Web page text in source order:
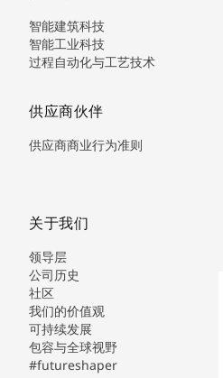
智能建筑科技
智能工业科技
过程自动化与工艺技术
供应商伙伴
供应商商业行为准则
关于我们
领导层
公司历史
社区
我们的价值观
可持续发展
包容与全球视野
#futureshaper